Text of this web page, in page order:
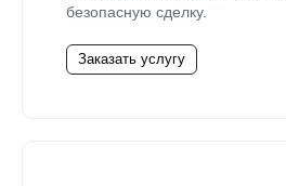
безопасную сделку.
Заказать услугу